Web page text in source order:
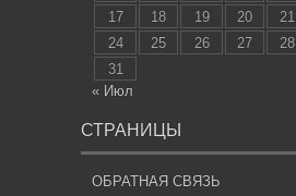
17
18 19 20 21
24
25 26 27 28
31
« Июл
СТРАНИЦЫ
ОБРАТНАЯ СВЯЗЬ